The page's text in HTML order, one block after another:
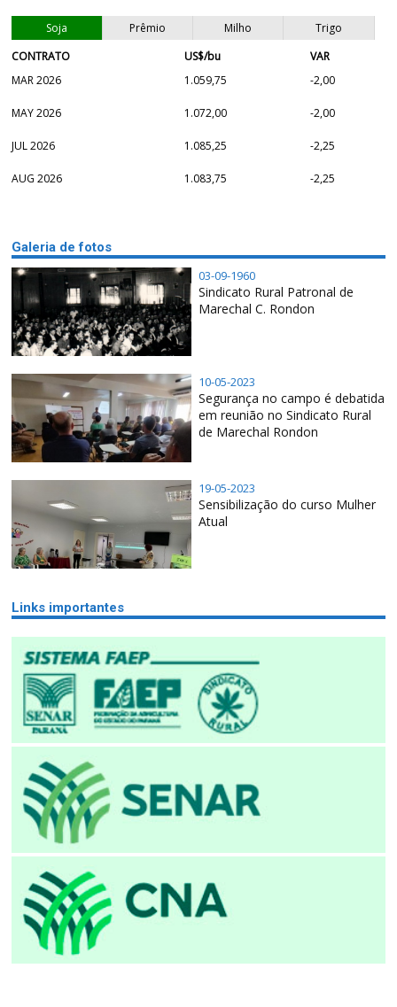
Soja Prêmio Milho
Trigo
CONTRATO
US$/bu
VAR
MAR 2026
1.059,75 -2,00
MAY 2026 1.072,00 -2,00
JUL 2026 1.085,25 -2,25
AUG 2026 1.083,75 -2,25
Galeria de fotos
03-09-1960
Sindicato Rural Patronal de
Marechal C. Rondon
10-05-2023
Segurança no campo é debatida
em reunião no Sindicato Rural
de Marechal Rondon
19-05-2023
Sensibilização do curso Mulher
Atual
Links importantes